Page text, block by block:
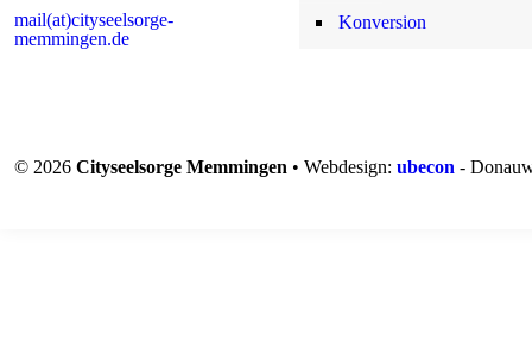
mail(at)cityseelsorge-
memmingen.de
Konversion
© 2026 Cityseelsorge Memmingen • Webdesign: ubecon -